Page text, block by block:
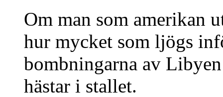
Om man som amerikan
hur mycket som ljögs
bombningarna av
hästar i stallet.